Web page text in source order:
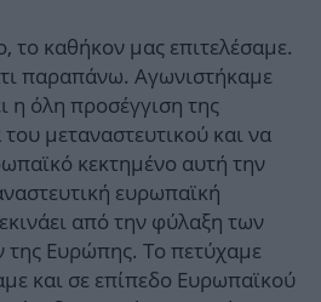
το καθήκον μας επιτελέσαμε.
παραπάνω. Αγωνιστήκαμε
η όλη προσέγγιση της
μεταναστευτικού και να
κεκτημένο αυτή την
ευρωπαϊκή
από την φύλαξη των
Ευρώπης. Το πετύχαμε
και σε επίπεδο Ευρωπαϊκού